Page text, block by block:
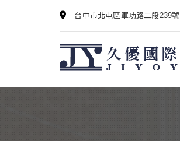
台中市北屯區軍功路二段239號